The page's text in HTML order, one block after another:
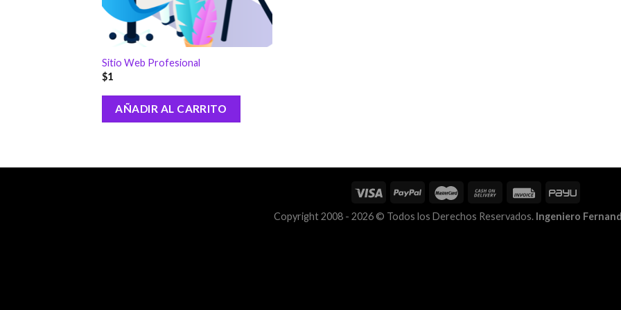
Sitio Web Profesional
$1
AÑADIR AL CARRITO
Copyright 2008 - 2026 © Todos los Derechos Reservados. Ingeniero